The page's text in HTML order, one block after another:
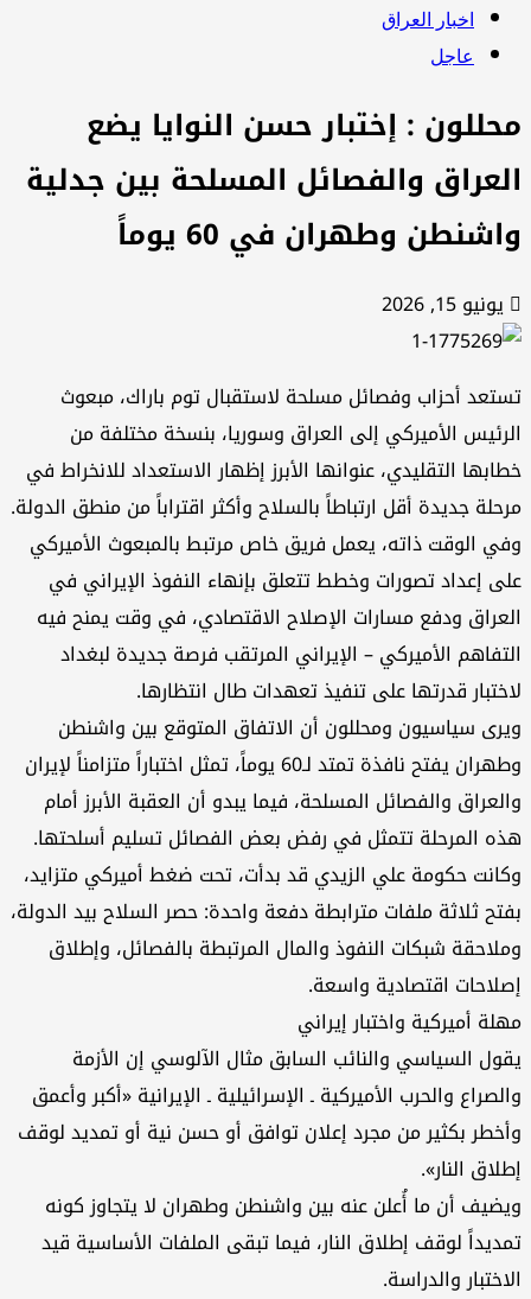
اخبار العراق
عاجل
: إختبار حسن النوايا يضع
والفصائل المسلحة بين جدلية
وطهران في 60 يوماً
يونيو 15, 2026
أحزاب وفصائل مسلحة لاستقبال توم باراك، مبعوث
الأميركي إلى العراق وسوريا، بنسخة مختلفة من
التقليدي، عنوانها الأبرز إظهار الاستعداد للانخراط في
جديدة أقل ارتباطاً بالسلاح وأكثر اقتراباً من منطق الدولة.
الوقت ذاته، يعمل فريق خاص مرتبط بالمبعوث الأميركي
إعداد تصورات وخطط تتعلق بإنهاء النفوذ الإيراني في
ودفع مسارات الإصلاح الاقتصادي، في وقت يمنح فيه
الأميركي – الإيراني المرتقب فرصة جديدة لبغداد
قدرتها على تنفيذ تعهدات طال انتظارها.
سياسيون ومحللون أن الاتفاق المتوقع بين واشنطن
وطهران يفتح نافذة تمتد لـ60 يوماً، تمثل اختباراً متزامناً لإيران
والفصائل المسلحة، فيما يبدو أن العقبة الأبرز أمام
المرحلة تتمثل في رفض بعض الفصائل تسليم أسلحتها.
حكومة علي الزيدي قد بدأت، تحت ضغط أميركي متزايد،
ثلاثة ملفات مترابطة دفعة واحدة: حصر السلاح بيد الدولة،
شبكات النفوذ والمال المرتبطة بالفصائل، وإطلاق
اقتصادية واسعة.
أميركية واختبار إيراني
السياسي والنائب السابق مثال الآلوسي إن الأزمة
والحرب الأميركية ـ الإسرائيلية ـ الإيرانية «أكبر وأعمق
بكثير من مجرد إعلان توافق أو حسن نية أو تمديد لوقف
النار».
أن ما أُعلن عنه بين واشنطن وطهران لا يتجاوز كونه
لوقف إطلاق النار، فيما تبقى الملفات الأساسية قيد
والدراسة.